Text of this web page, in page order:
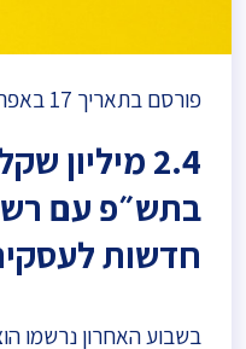
פורסם בתאריך 17 באפריל 2022
2.4 מיליון
חדשות
בשבוע האחרון נרשמו